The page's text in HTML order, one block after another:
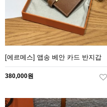
[에르메스] 앱송 베안 카드 반지갑
380,000원